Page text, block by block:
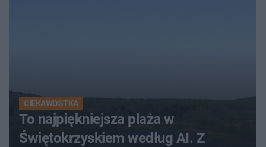
CIEKAWOSTKA
To najpiękniejsza plaża w
Świętokrzyskiem według AI. Z